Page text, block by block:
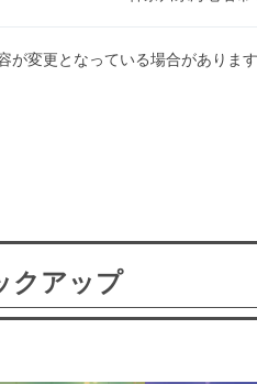
が変更となっている場合がありま
クアップ